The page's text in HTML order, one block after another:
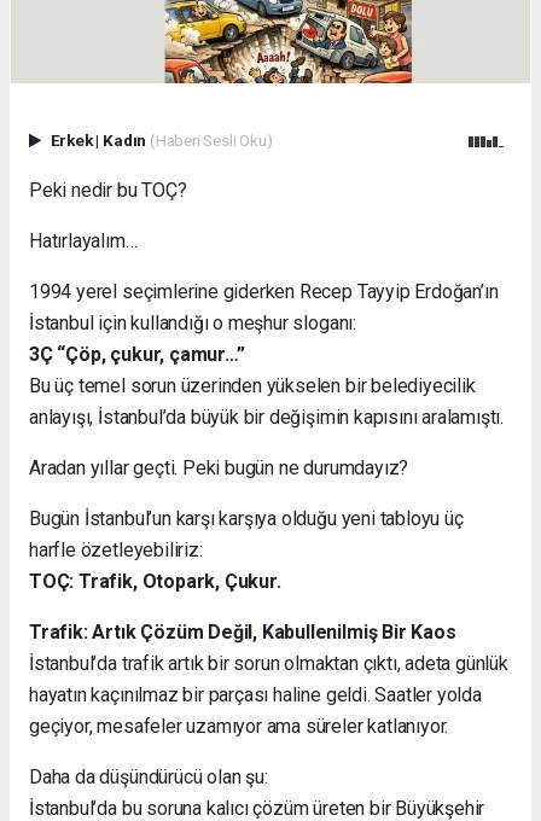
Erkek| Kadın (Haberi Sesli Oku)
Peki nedir bu TOÇ?
Hatırlayalım…
1994 yerel seçimlerine giderken Recep Tayyip Erdoğan’ın
İstanbul için kullandığı o meşhur sloganı:
3Ç “Çöp, çukur, çamur…”
Bu üç temel sorun üzerinden yükselen bir belediyecilik
anlayışı, İstanbul’da büyük bir değişimin kapısını aralamıştı.
Aradan yıllar geçti. Peki bugün ne durumdayız?
Bugün İstanbul’un karşı karşıya olduğu yeni tabloyu üç
harfle özetleyebiliriz:
TOÇ: Trafik, Otopark, Çukur.
Trafik: Artık Çözüm Değil, Kabullenilmiş Bir Kaos
İstanbul’da trafik artık bir sorun olmaktan çıktı, adeta günlük
hayatın kaçınılmaz bir parçası haline geldi. Saatler yolda
geçiyor, mesafeler uzamıyor ama süreler katlanıyor.
Daha da düşündürücü olan şu:
İstanbul’da bu soruna kalıcı çözüm üreten bir Büyükşehir